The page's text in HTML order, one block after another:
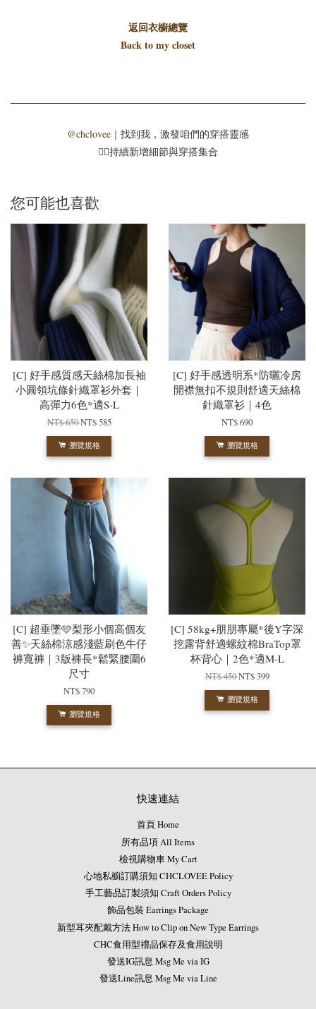
返回衣櫥總覽
Back to my closet
@chclovee ｜找到我，激發咱們的穿搭靈感
☝🏻持續新增細節與穿搭集合
您可能也喜歡
[C] 好手感質感天絲棉加長袖
小圓領坑條針織罩衫外套｜
高彈力6色*適S-L
NT$ 650NT$ 585
瀏覽規格
[C] 好手感透明系*防曬冷房
開襟無扣不規則舒適天絲棉
針織罩衫｜4色
NT$ 690
瀏覽規格
[C] 超垂墜🩵梨形小個高個友
善✨天絲棉涼感淺藍刷色牛仔
褲寬褲｜3版褲長*鬆緊腰圍6
尺寸
NT$ 790
瀏覽規格
[C] 58kg+朋朋專屬*後Y字深
挖露背舒適螺紋棉BraTop罩
杯背心｜2色*適M-L
NT$ 450NT$ 399
瀏覽規格
快速連結
首頁 Home
所有品項 All Items
檢視購物車 My Cart
心地私櫥訂購須知 CHCLOVEE Policy
手工藝品訂製須知 Craft Orders Policy
飾品包裝 Earrings Package
新型耳夾配戴方法 How to Clip on New Type Earrings
CHC食用型禮品保存及食用說明
發送IG訊息 Msg Me via IG
發送Line訊息 Msg Me via Line